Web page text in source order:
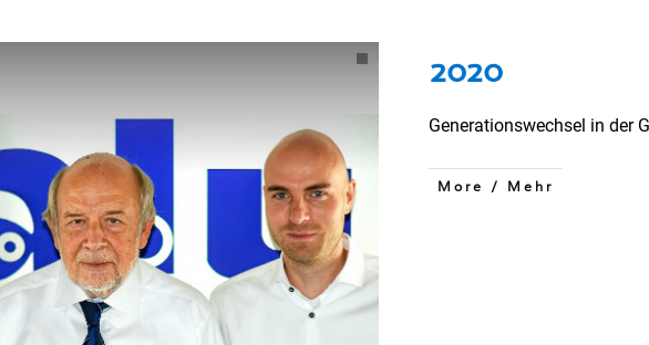
2020
Generationswechsel in der
More / Mehr